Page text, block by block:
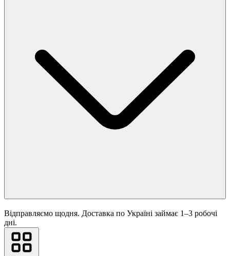
Відправляємо щодня. Доставка по Україні займає 1–3 робочі
дні.